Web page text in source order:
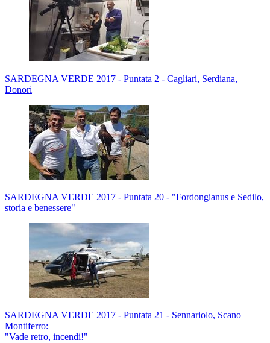
SARDEGNA VERDE 2017 - Puntata 2 - Cagliari, Serdiana,
Donori
SARDEGNA VERDE 2017 - Puntata 20 - "Fordongianus e Sedilo,
storia e benessere"
SARDEGNA VERDE 2017 - Puntata 21 - Sennariolo, Scano
Montiferro:
"Vade retro, incendi!"